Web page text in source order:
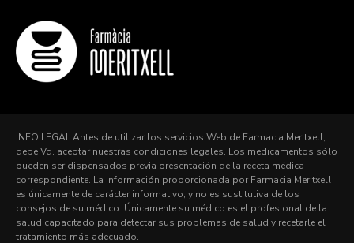
INFO LEGAL Antes de utilizar los servicios Web de Farmacia Meritxell,
debe Vd. aceptar nuestras condiciones legales. Los medicamentos sólo
pueden ser dispensados previa presentación de la receta médica
correspondiente. La información proporcionada por Farmacia Meritxell
es únicamente de carácter informativo, y no es sustitutiva de los
consejos de su médico. Únicamente su médico es el profesional de la
salud capacitado para detectar sus problemas de salud y recetarle el
tratamiento más adecuado.